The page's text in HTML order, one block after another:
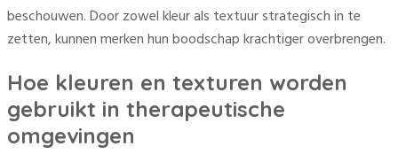
beschouwen. Door zowel kleur als textuur strategisch in te
zetten, kunnen merken hun boodschap krachtiger overbrengen.
Hoe kleuren en texturen worden
gebruikt in therapeutische
omgevingen